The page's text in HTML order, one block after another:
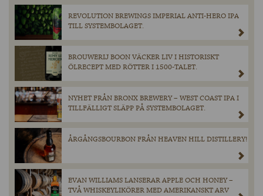
REVOLUTION BREWINGS IMPERIAL ANTI-HERO IPA
TILL SYSTEMBOLAGET.
BROUWERIJ BOON VÄCKER LIV I HISTORISKT
ÖLRECEPT MED RÖTTER I 1500-TALET.
NYHET FRÅN BRONX BREWERY – WEST COAST IPA I
TILLFÄLLIGT SLÄPP PÅ SYSTEMBOLAGET.
ÅRGÅNGSBOURBON FRÅN HEAVEN HILL DISTILLERY!
EVAN WILLIAMS LANSERAR APPLE OCH HONEY –
TVÅ WHISKEYLIKÖRER MED AMERIKANSKT ARV